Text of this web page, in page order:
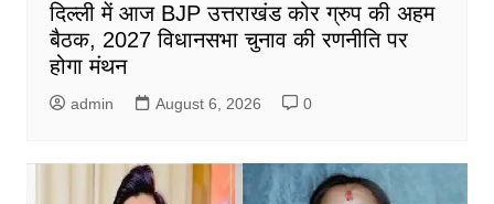
दिल्ली में आज BJP उत्तराखंड कोर ग्रुप की अहम
बैठक, 2027 विधानसभा चुनाव की रणनीति पर
होगा मंथन
admin August 6, 2026 0